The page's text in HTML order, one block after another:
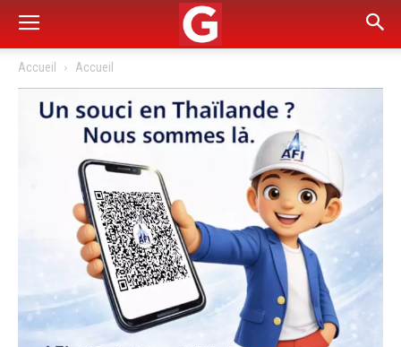
Accueil Accueil